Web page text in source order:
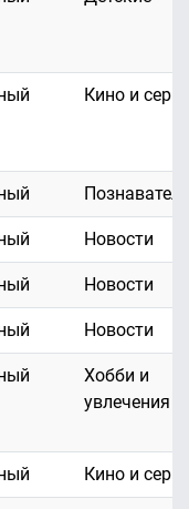
Кино и
Новости
Новости
Новости
Хобби и
увлечения
Кино и